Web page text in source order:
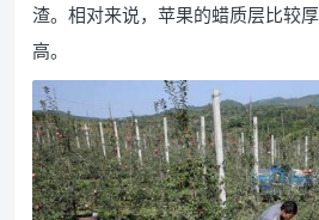
渣。相对来说，苹果的蜡质层比较
高。